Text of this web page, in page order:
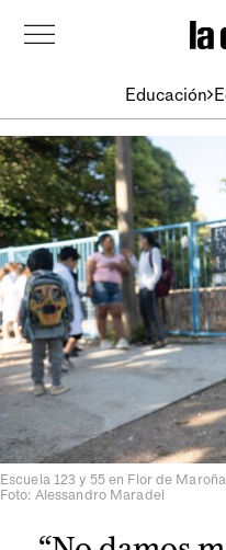
Educación
Escuela 123 y 55 en Flor de
Foto: Alessandro Maradei